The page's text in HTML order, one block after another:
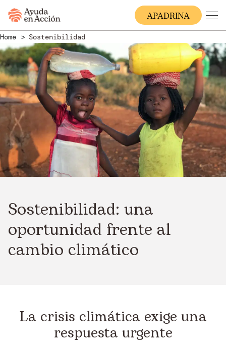
APADRINA
Home Sostenibilidad
Sostenibilidad: una
oportunidad frente al
cambio climático
La crisis climática exige una
respuesta urgente